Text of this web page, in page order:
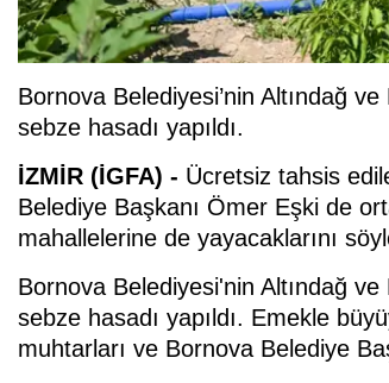
Bornova Belediyesi’nin Altındağ
sebze hasadı yapıldı.
İZMİR (İGFA) - Ücretsiz tahsis
Belediye Başkanı Ömer Eşki de
mahallelerine de yayacaklarını
Bornova Belediyesi'nin Altındağ ve
sebze hasadı yapıldı. Emekle
muhtarları ve Bornova Belediye